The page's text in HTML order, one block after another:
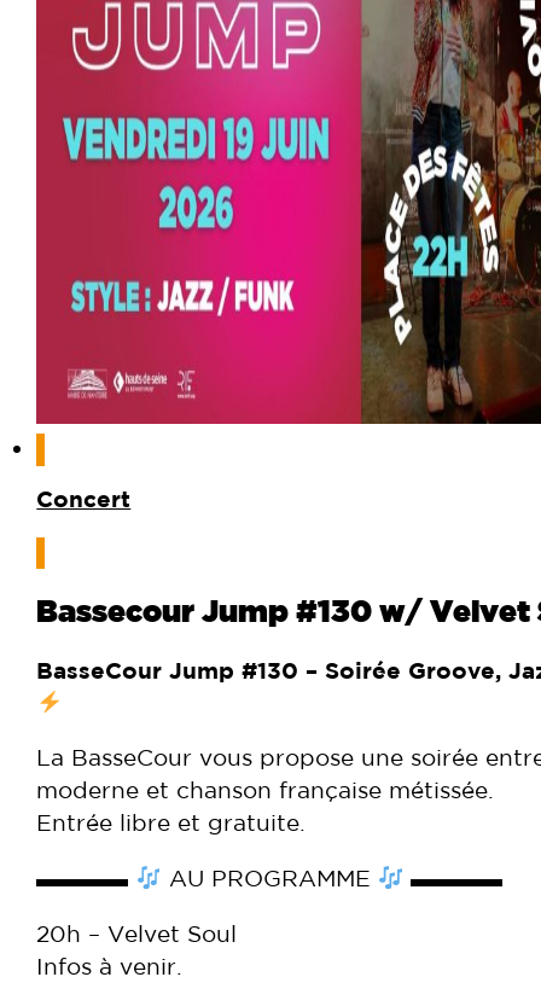
Concert
Bassecour Jump #130 w/ Velvet
BasseCour Jump #130 – Soirée Groove,
La BasseCour vous propose une soirée
moderne et chanson française métissée.
Entrée libre et gratuite.
▬▬▬▬ AU PROGRAMME ▬▬▬▬
20h – Velvet Soul
Infos à venir.